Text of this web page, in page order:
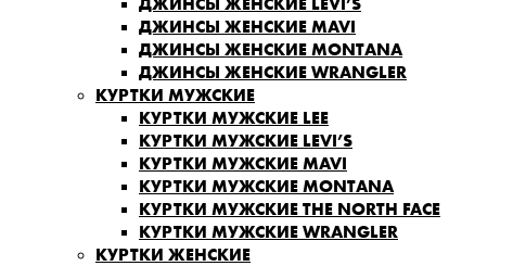
ДЖИНСЫ ЖЕНСКИЕ MAVI
ДЖИНСЫ ЖЕНСКИЕ MONTANA
ДЖИНСЫ ЖЕНСКИЕ WRANGLER
КУРТКИ МУЖСКИЕ
КУРТКИ МУЖСКИЕ LEE
КУРТКИ МУЖСКИЕ LEVI’S
КУРТКИ МУЖСКИЕ MAVI
КУРТКИ МУЖСКИЕ MONTANA
КУРТКИ МУЖСКИЕ THE NORTH FACE
КУРТКИ МУЖСКИЕ WRANGLER
КУРТКИ ЖЕНСКИЕ